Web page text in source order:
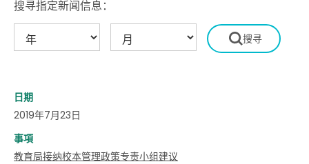
搜寻指定新闻信息：
日期
2019年7月23日
事項
教育局接纳校本管理政策专责小组建议